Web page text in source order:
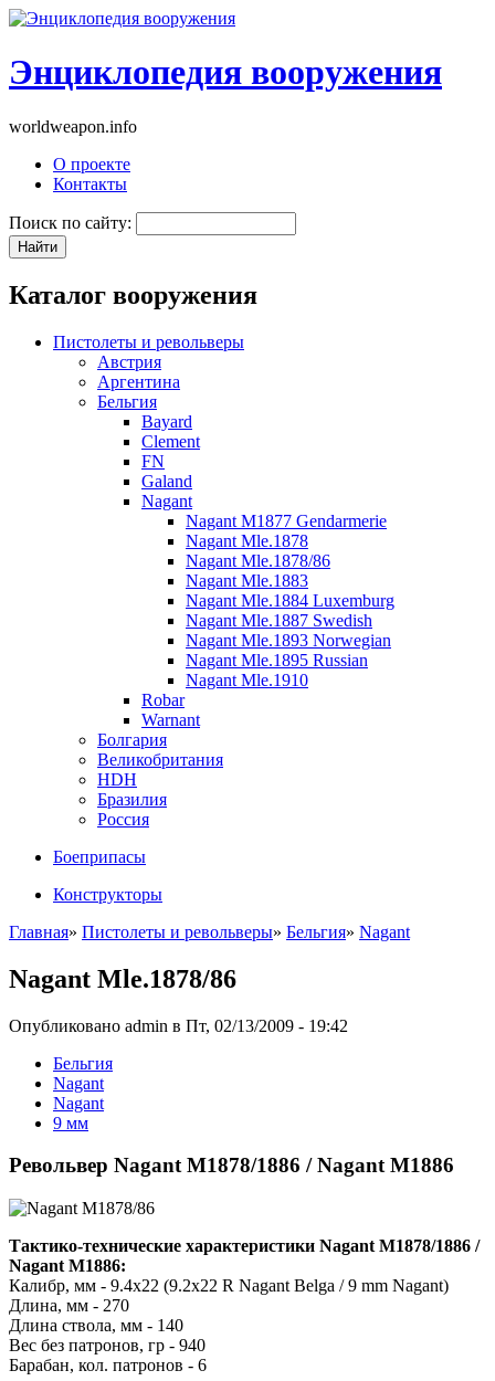
Энциклопедия вооружения
worldweapon.info
О проекте
Контакты
Поиск по сайту:
Каталог вооружения
Пистолеты и револьверы
Австрия
Аргентина
Бельгия
Bayard
Clement
FN
Galand
Nagant
Nagant M1877 Gendarmerie
Nagant Mle.1878
Nagant Mle.1878/86
Nagant Mle.1883
Nagant Mle.1884 Luxemburg
Nagant Mle.1887 Swedish
Nagant Mle.1893 Norwegian
Nagant Mle.1895 Russian
Nagant Mle.1910
Robar
Warnant
Болгария
Великобритания
HDH
Бразилия
Россия
Боеприпасы
Конструкторы
Главная» Пистолеты и револьверы» Бельгия» Nagant
Nagant Mle.1878/86
Опубликовано admin в Пт, 02/13/2009 - 19:42
Бельгия
Nagant
Nagant
9 мм
Револьвер Nagant M1878/1886 / Nagant M1886
Тактико-технические характеристики Nagant M1878/1886 /
Nagant M1886:
Калибр, мм - 9.4x22 (9.2x22 R Nagant Belga / 9 mm Nagant)
Длина, мм - 270
Длина ствола, мм - 140
Вес без патронов, гр - 940
Барабан, кол. патронов - 6